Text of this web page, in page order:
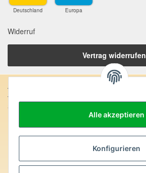
Alle akzeptieren
Konfigurieren
Deutschland Europa
Widerruf
Vertrag widerrufen
Anschrift:
SteinZeitOase
Uhlandstr. 7
D-75391 Gechingen